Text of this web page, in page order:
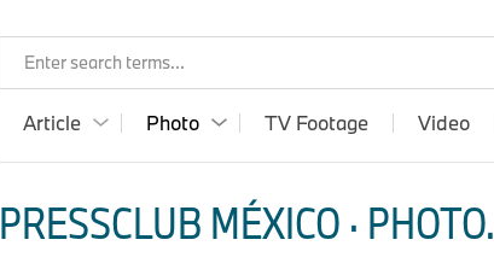
Enter search terms...
Article Photo TV Footage Video
PRESSCLUB MÉXICO · PHOTO.